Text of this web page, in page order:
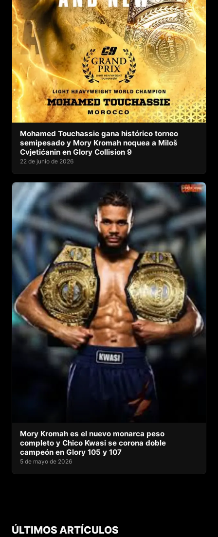
Mohamed Touchassie gana histórico torneo
semipesado y Mory Kromah noquea a Miloš
Cvjetićanin en Glory Collision 9
22 de junio de 2026
Mory Kromah es el nuevo monarca peso
completo y Chico Kwasi se corona doble
campeón en Glory 105 y 107
5 de mayo de 2026
ÚLTIMOS ARTÍCULOS